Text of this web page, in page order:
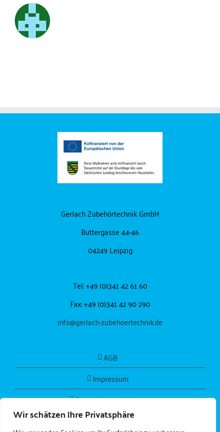
Wir schätzen Ihre Privatsphäre
Gerlach Zubehörtechnik GmbH
Buttergasse 44-46
04249 Leipzig
Tel: +49 (0)341 42 61 60
Fax: +49 (0)341 42 90 290
info@gerlach-zubehoertechnik.de
AGB
Impressum
Datenschutzerklärung